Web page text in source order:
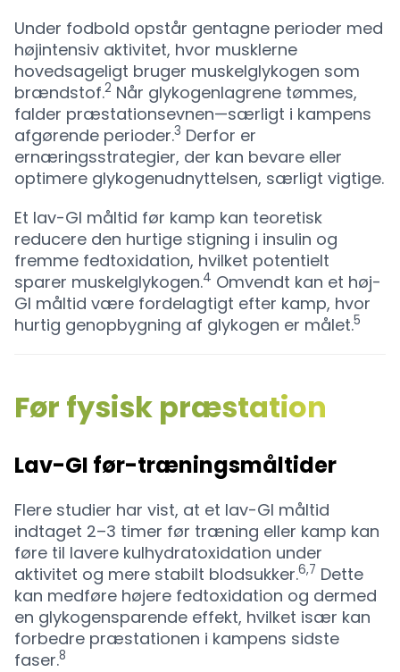
Under fodbold opstår gentagne perioder med
højintensiv aktivitet, hvor musklerne
hovedsageligt bruger muskelglykogen som
brændstof.2 Når glykogenlagrene tømmes,
falder præstationsevnen—særligt i kampens
afgørende perioder.3 Derfor er
ernæringsstrategier, der kan bevare eller
optimere glykogenudnyttelsen, særligt vigtige.
Et lav-GI måltid før kamp kan teoretisk
reducere den hurtige stigning i insulin og
fremme fedtoxidation, hvilket potentielt
sparer muskelglykogen.4 Omvendt kan et høj-
GI måltid være fordelagtigt efter kamp, hvor
hurtig genopbygning af glykogen er målet.5
Før fysisk præstation
Lav-GI før-træningsmåltider
Flere studier har vist, at et lav-GI måltid
indtaget 2–3 timer før træning eller kamp kan
føre til lavere kulhydratoxidation under
aktivitet og mere stabilt blodsukker.6,7 Dette
kan medføre højere fedtoxidation og dermed
en glykogensparende effekt, hvilket især kan
forbedre præstationen i kampens sidste
faser.8